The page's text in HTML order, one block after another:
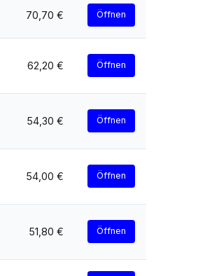
70,70 € Öffnen
62,20 € Öffnen
54,30 € Öffnen
54,00 € Öffnen
51,80 € Öffnen